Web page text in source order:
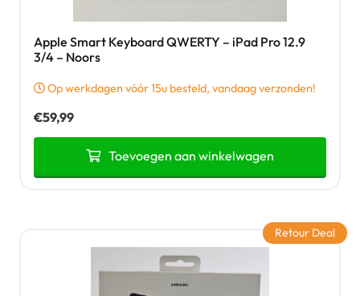
Apple Smart Keyboard QWERTY – iPad Pro 12.9
3/4 – Noors
Op werkdagen vóór 15u besteld, vandaag verzonden!
€59,99
Toevoegen aan winkelwagen
Retour Deal